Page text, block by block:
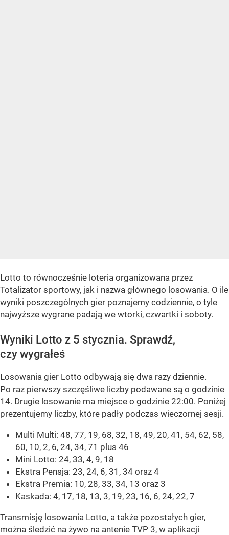
Lotto to równocześnie loteria organizowana przez
Totalizator sportowy, jak i nazwa głównego losowania. O ile
wyniki poszczególnych gier poznajemy codziennie, o tyle
najwyższe wygrane padają we wtorki, czwartki i soboty.
Wyniki Lotto z 5 stycznia. Sprawdź,
czy wygrałeś
Losowania gier Lotto odbywają się dwa razy dziennie.
Po raz pierwszy szczęśliwe liczby podawane są o godzinie
14. Drugie losowanie ma miejsce o godzinie 22:00. Poniżej
prezentujemy liczby, które padły podczas wieczornej sesji.
Multi Multi: 48, 77, 19, 68, 32, 18, 49, 20, 41, 54, 62, 58,
60, 10, 2, 6, 24, 34, 71 plus 46
Mini Lotto: 24, 33, 4, 9, 18
Ekstra Pensja: 23, 24, 6, 31, 34 oraz 4
Ekstra Premia: 10, 28, 33, 34, 13 oraz 3
Kaskada: 4, 17, 18, 13, 3, 19, 23, 16, 6, 24, 22, 7
Transmisję losowania Lotto, a także pozostałych gier,
można śledzić na żywo na antenie TVP 3, w aplikacji